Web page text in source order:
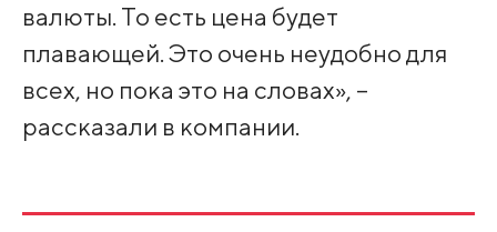
валюты. То есть цена будет
плавающей. Это очень неудобно для
всех, но пока это на словах», –
рассказали в компании.